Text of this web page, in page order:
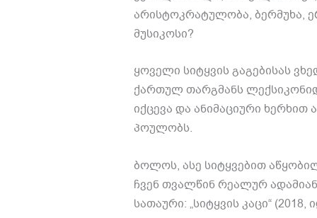
არისტოკრატულობა,
მუსიკოსი?
ყოველი სიტყვის გაგებისას
ქართულ თარგმანს
იქცევა და ანიმაციური
პოულობს.
ბოლოს, ასე სიტყვებით
ჩვენ თვალწინ რეალურ
სათაური: „სიტყვის კაცი“